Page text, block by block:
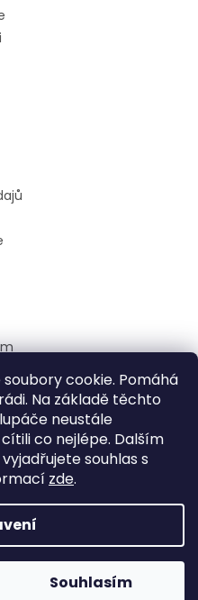
cookie. Pomáhá
Na základě těchto
neustále
co nejlépe. Dalším
souhlas s
zde.
Souhlasím
Shoptet
. Všechna práva vyhrazena.
Freepik zwww.flaticon.com